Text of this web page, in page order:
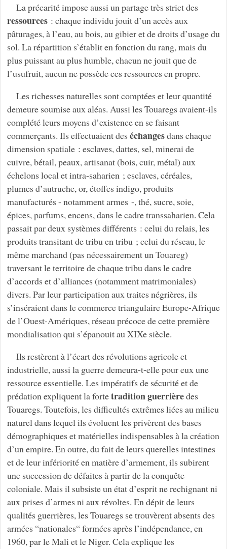
La précarité impose aussi un partage très strict des
ressources: chaque individu jouit d’un accès aux
pâturages, à l’eau, au bois, au gibier et de droits d’usage du
sol. La répartition s’établit en fonction du rang, mais du
plus puissant au plus humble, chacun ne jouit que de
l’usufruit, aucun ne possède ces ressources en propre.
Les richesses naturelles sont comptées et leur quantité
demeure soumise aux aléas. Aussi les Touaregs avaient-ils
complété leurs moyens d’existence en se faisant
commerçants. Ils effectuaient des échangesdans chaque
dimension spatiale : esclaves, dattes, sel, minerai de
cuivre, bétail, peaux, artisanat (bois, cuir, métal) aux
échelons local et intra-saharien ; esclaves, céréales,
plumes d’autruche, or, étoffes indigo, produits
manufacturés - notamment armes -, thé, sucre, soie,
épices, parfums, encens, dans le cadre transsaharien. Cela
passait par deux systèmes différents : celui du relais, les
produits transitant de tribu en tribu ; celui du réseau, le
même marchand (pas nécessairement un Touareg)
traversant le territoire de chaque tribu dans le cadre
d’accords et d’alliances (notamment matrimoniales)
divers. Par leur participation aux traites négrières, ils
s’inséraient dans le commerce triangulaire Europe-Afrique
de l’Ouest-Amériques, réseau précoce de cette première
mondialisation qui s’épanouit au XIXe siècle.
Ils restèrent à l’écart des révolutions agricole et
industrielle, aussi la guerre demeura-t-elle pour eux une
ressource essentielle. Les impératifs de sécurité et de
prédation expliquent la fortetradition guerrièredes
Touaregs. Toutefois, les difficultés extrêmes liées au milieu
naturel dans lequel ils évoluent les privèrent des bases
démographiques et matérielles indispensables à la création
d’un empire. En outre, du fait de leurs querelles intestines
et de leur infériorité en matière d’armement, ils subirent
une succession de défaites à partir de la conquête
coloniale. Mais il subsiste un état d’esprit ne rechignant ni
aux prises d’armes ni aux révoltes. En dépit de leurs
qualités guerrières, les Touaregs se trouvèrent absents des
armées “nationales“ formées après l’indépendance, en
1960, par le Mali et le Niger. Cela explique les